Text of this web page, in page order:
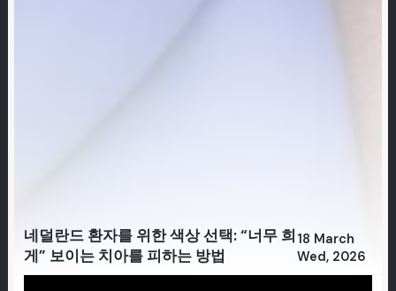
네덜란드 환자를 위한 색상 선택: “너무 희
게” 보이는 치아를 피하는 방법
18 March
Wed, 2026